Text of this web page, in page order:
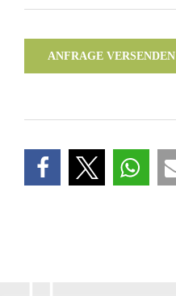
ANFRAGE VERSENDEN